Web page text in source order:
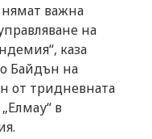
нямат важна
на
каза
Байдън на
от тридневната
в